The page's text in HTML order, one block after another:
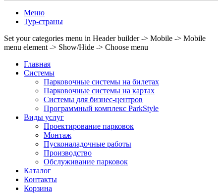
Меню
Тур-страны
Set your categories menu in Header builder -> Mobile -> Mobile
menu element -> Show/Hide -> Choose menu
Главная
Системы
Парковочные системы на билетах
Парковочные системы на картах
Системы для бизнес-центров
Программный комплекс ParkStyle
Виды услуг
Проектирование парковок
Монтаж
Пусконаладочные работы
Производство
Обслуживание парковок
Каталог
Контакты
Корзина